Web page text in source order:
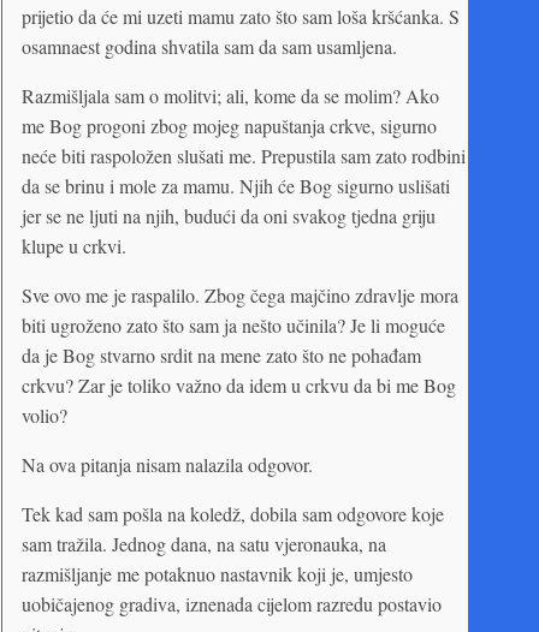
prijetio da će mi uzeti mamu zato što sam loša kršćanka. S
osamnaest godina shvatila sam da sam usamljena.
Razmišljala sam o molitvi; ali, kome da se molim? Ako
me Bog progoni zbog mojeg napuštanja crkve, sigurno
neće biti raspoložen slušati me. Prepustila sam zato rodbini
da se brinu i mole za mamu. Njih će Bog sigurno uslišati
jer se ne ljuti na njih, budući da oni svakog tjedna griju
klupe u crkvi.
Sve ovo me je raspalilo. Zbog čega majčino zdravlje mora
biti ugroženo zato što sam ja nešto učinila? Je li moguće
da je Bog stvarno srdit na mene zato što ne pohađam
crkvu? Zar je toliko važno da idem u crkvu da bi me Bog
volio?
Na ova pitanja nisam nalazila odgovor.
Tek kad sam pošla na koledž, dobila sam odgovore koje
sam tražila. Jednog dana, na satu vjeronauka, na
razmišljanje me potaknuo nastavnik koji je, umjesto
uobičajenog gradiva, iznenada cijelom razredu postavio